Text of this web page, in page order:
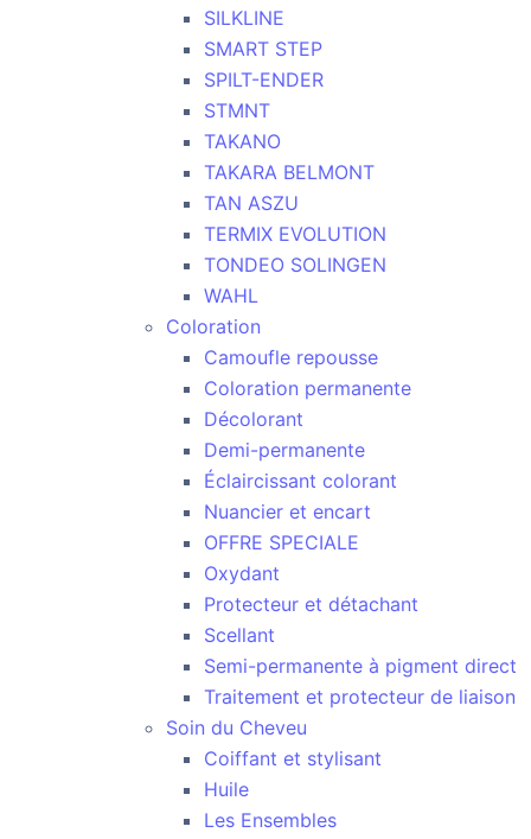
SILKLINE
SMART STEP
SPILT-ENDER
STMNT
TAKANO
TAKARA BELMONT
TAN ASZU
TERMIX EVOLUTION
TONDEO SOLINGEN
WAHL
Coloration
Camoufle repousse
Coloration permanente
Décolorant
Demi-permanente
Éclaircissant colorant
Nuancier et encart
OFFRE SPECIALE
Oxydant
Protecteur et détachant
Scellant
Semi-permanente à pigment direct
Traitement et protecteur de liaison
Soin du Cheveu
Coiffant et stylisant
Huile
Les Ensembles